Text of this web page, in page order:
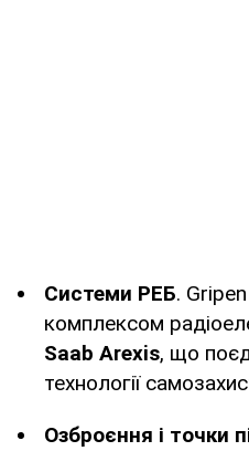
Системи РЕБ.
комплексом
Saab Arexis, що
технології
Озброєння і точки